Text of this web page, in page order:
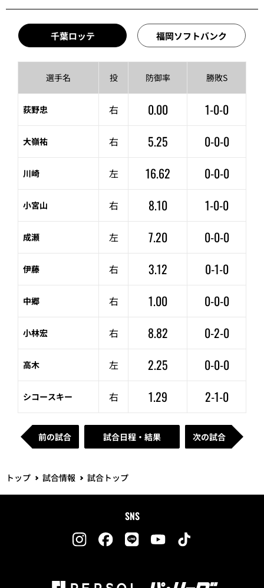
千葉ロッテ 福岡ソフトバンク
選手名 投 防御率 勝敗S
荻野忠 右 0.00 1-0-0
大嶺祐 右 5.25 0-0-0
川崎 左 16.62 0-0-0
小宮山 右 8.10 1-0-0
成瀬 左 7.20 0-0-0
伊藤 右 3.12 0-1-0
中郷 右 1.00 0-0-0
小林宏 右 8.82 0-2-0
高木 左 2.25 0-0-0
シコースキー 右 1.29 2-1-0
前の試合 試合日程・結果 次の試合
トップ 試合情報 試合トップ
SNS